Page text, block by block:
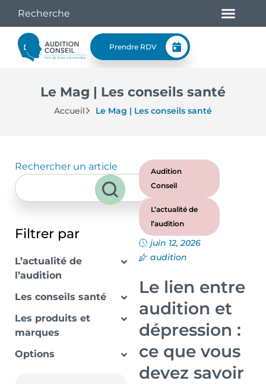
Prendre RDV
Le Mag | Les conseils santé
Accueil Le Mag | Les conseils santé
Rechercher un article
Filtrer par
L’actualité de
l’audition
Les conseils santé
Les produits et
marques
Options
Audition
Conseil
L’actualité de
l’audition
juin 12, 2026
audition
Le lien entre
audition et
dépression :
ce que vous
devez savoir